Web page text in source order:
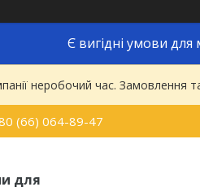
Є вигідні умови
неробочий час. Замовлення
(66) 064-89-47
для